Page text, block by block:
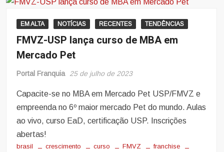
EM ALTA NOTÍCIAS RECENTES TENDÊNCIAS
FMVZ-USP lança curso de MBA em
Mercado Pet
Portal Franquia 25 de julho de 2023
Capacite-se no MBA em Mercado Pet USP/FMVZ e
empreenda no 6º maior mercado Pet do mundo. Aulas
ao vivo, curso EaD, certificação USP. Inscrições
abertas!
brasil crescimento curso FMVZ
franchise